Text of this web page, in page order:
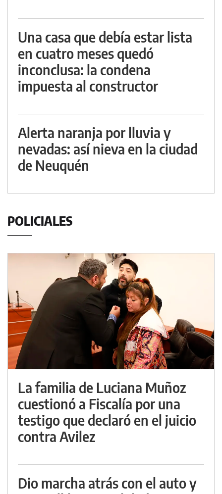
Una casa que debía estar lista
en cuatro meses quedó
inconclusa: la condena
impuesta al constructor
Alerta naranja por lluvia y
nevadas: así nieva en la ciudad
de Neuquén
POLICIALES
La familia de Luciana Muñoz
cuestionó a Fiscalía por una
testigo que declaró en el juicio
contra Avilez
Dio marcha atrás con el auto y